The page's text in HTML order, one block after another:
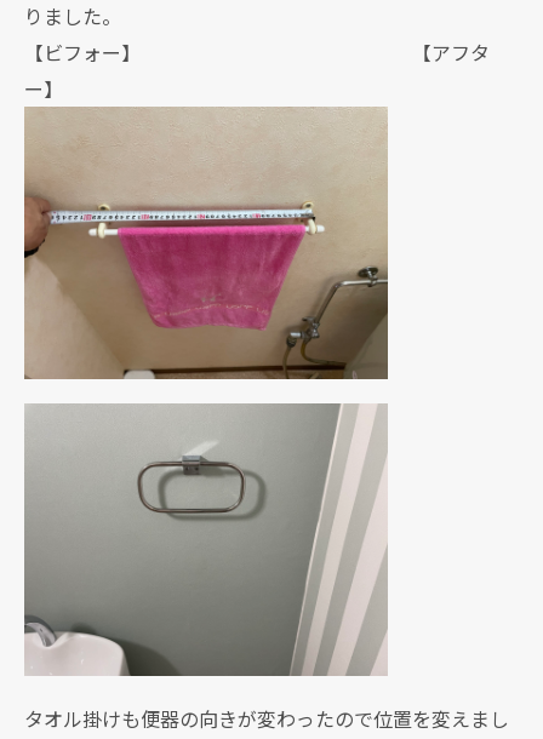
りました。
【ビフォー】 【アフタ
ー】
タオル掛けも便器の向きが変わったので位置を変えまし